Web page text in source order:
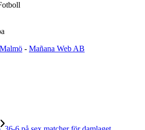
- Mañana Web AB